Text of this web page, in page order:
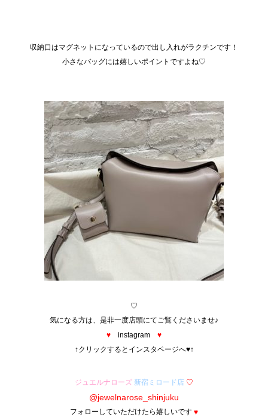
収納口はマグネットになっているので出し入れがラクチンです！
小さなバッグには嬉しいポイントですよね♡
♡
気になる方は、是非一度店頭にてご覧くださいませ♪
♥
instagram
♥
↑クリックするとインスタページへ♥↑
ジュエルナローズ 新宿ミロード店 ♡
@jewelnarose_shinjuku
フォローしていただけたら嬉しいです ♥